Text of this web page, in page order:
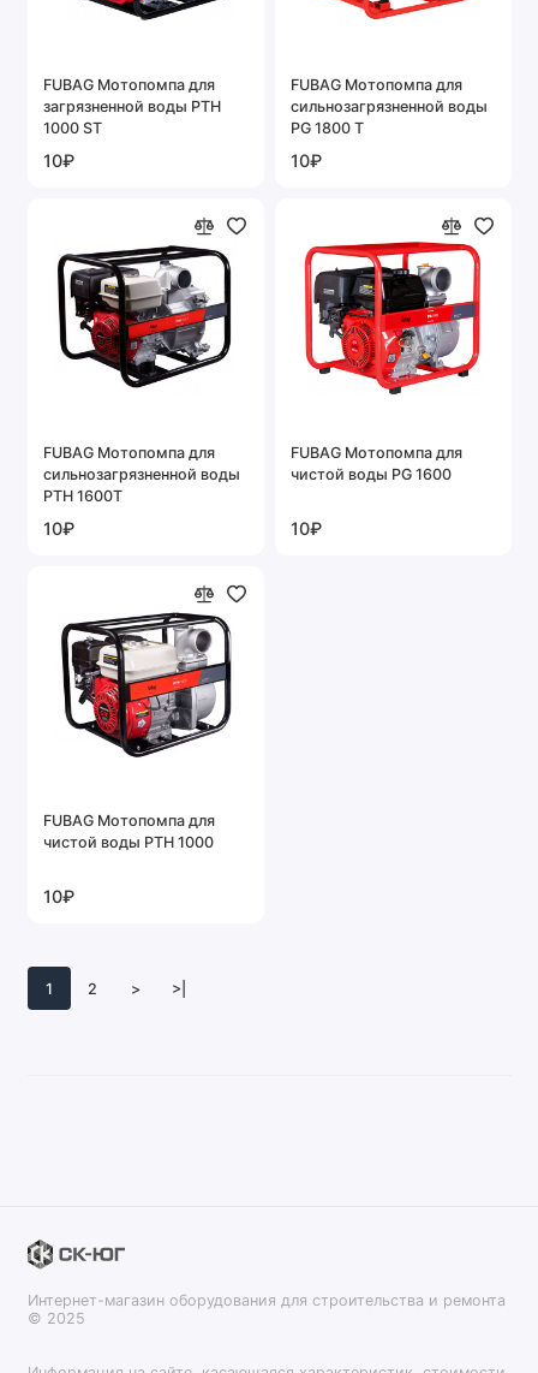
FUBAG Мотопомпа для
загрязненной воды PTH
1000 ST
10₽
FUBAG Мотопомпа для
сильнозагрязненной воды
PG 1800 T
10₽
FUBAG Мотопомпа для
сильнозагрязненной воды
PTH 1600Т
10₽
FUBAG Мотопомпа для
чистой воды PG 1600
10₽
FUBAG Мотопомпа для
чистой воды PTH 1000
10₽
1 2 > >|
Интернет-магазин оборудования для строительства и ремонта
© 2025